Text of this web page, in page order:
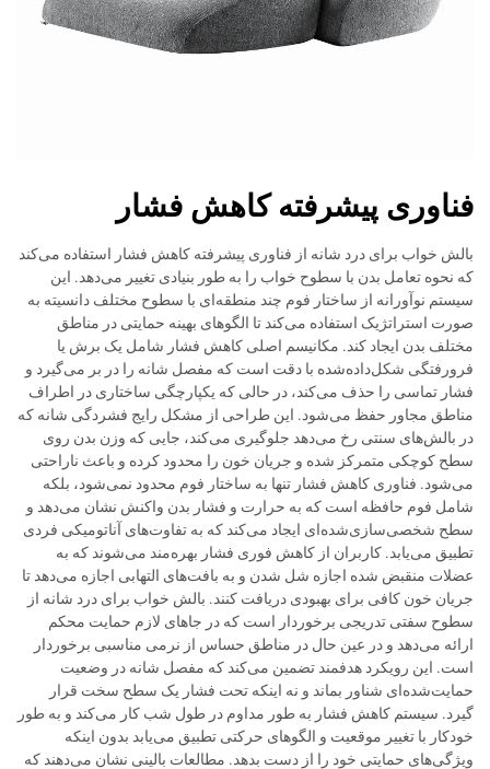
فناوری پیشرفته کاهش فشار
بالش خواب برای درد شانه از فناوری پیشرفته کاهش فشار استفاده می‌کند
که نحوه تعامل بدن با سطوح خواب را به طور بنیادی تغییر می‌دهد. این
سیستم نوآورانه از ساختار فوم چند منطقه‌ای با سطوح مختلف دانسیته به
صورت استراتژیک استفاده می‌کند تا الگوهای بهینه حمایتی در مناطق
مختلف بدن ایجاد کند. مکانیسم اصلی کاهش فشار شامل یک برش یا
فرورفتگی شکل‌داده‌شده با دقت است که مفصل شانه را در بر می‌گیرد و
فشار تماسی را حذف می‌کند، در حالی که یکپارچگی ساختاری در اطراف
مناطق مجاور حفظ می‌شود. این طراحی از مشکل رایج فشردگی شانه که
در بالش‌های سنتی رخ می‌دهد جلوگیری می‌کند، جایی که وزن بدن روی
سطح کوچکی متمرکز شده و جریان خون را محدود کرده و باعث ناراحتی
می‌شود. فناوری کاهش فشار تنها به ساختار فوم محدود نمی‌شود، بلکه
شامل فوم حافظه است که به حرارت و فشار بدن واکنش نشان می‌دهد و
سطح شخصی‌سازی‌شده‌ای ایجاد می‌کند که به تفاوت‌های آناتومیکی فردی
تطبیق می‌یابد. کاربران از کاهش فوری فشار بهره‌مند می‌شوند که به
عضلات منقبض شده اجازه شل شدن و به بافت‌های التهابی اجازه می‌دهد تا
جریان خون کافی برای بهبودی دریافت کنند. بالش خواب برای درد شانه از
سطوح سفتی تدریجی برخوردار است که در جاهای لازم حمایت محکم
ارائه می‌دهد و در عین حال در مناطق حساس از نرمی مناسبی برخوردار
است. این رویکرد هدفمند تضمین می‌کند که مفصل شانه در وضعیت
حمایت‌شده‌ای شناور بماند و نه اینکه تحت فشار یک سطح سخت قرار
گیرد. سیستم کاهش فشار به طور مداوم در طول شب کار می‌کند و به طور
خودکار با تغییر موقعیت و الگوهای حرکتی تطبیق می‌یابد بدون اینکه
ویژگی‌های حمایتی خود را از دست بدهد. مطالعات بالینی نشان می‌دهند که